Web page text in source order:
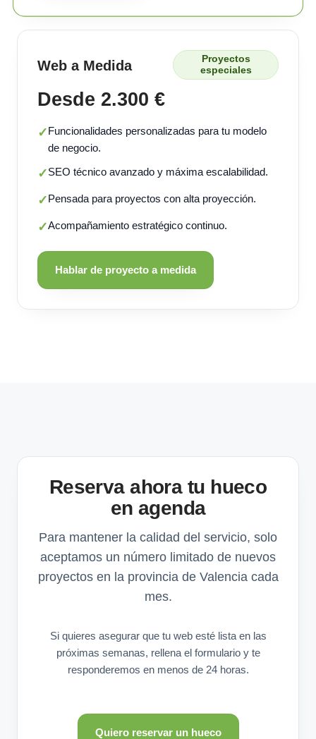
Web a Medida
Proyectos
especiales
Desde 2.300 €
✓Funcionalidades personalizadas para tu modelo
de negocio.
✓SEO técnico avanzado y máxima escalabilidad.
✓Pensada para proyectos con alta proyección.
✓Acompañamiento estratégico continuo.
Hablar de proyecto a medida
Reserva ahora tu hueco
en agenda
Para mantener la calidad del servicio, solo
aceptamos un número limitado de nuevos
proyectos en la provincia de Valencia cada
mes.
Si quieres asegurar que tu web esté lista en las
próximas semanas, rellena el formulario y te
responderemos en menos de 24 horas.
Quiero reservar un hueco